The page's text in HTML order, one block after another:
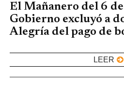
El Mañanero del 6 de
Gobierno excluyó a
Alegría del pago de
LEER